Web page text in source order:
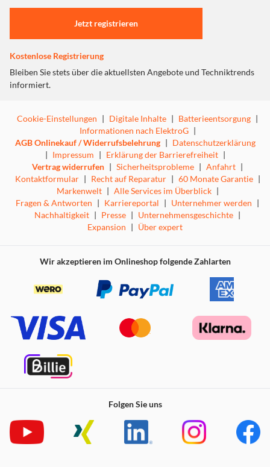
Einstellungen anpassen
Jetzt registrieren
Kostenlose Registrierung
Bleiben Sie stets über die aktuellsten Angebote und Techniktrends
informiert.
Cookie-Einstellungen | Digitale Inhalte | Batterieentsorgung |
Informationen nach ElektroG |
AGB Onlinekauf / Widerrufsbelehrung | Datenschutzerklärung
| Impressum | Erklärung der Barrierefreiheit |
Vertrag widerrufen | Sicherheitsprobleme | Anfahrt |
Kontaktformular | Recht auf Reparatur | 60 Monate Garantie |
Markenwelt | Alle Services im Überblick |
Fragen & Antworten | Karriereportal | Unternehmer werden |
Nachhaltigkeit | Presse | Unternehmensgeschichte |
Expansion | Über expert
Wir akzeptieren im Onlineshop folgende Zahlarten
Folgen Sie uns